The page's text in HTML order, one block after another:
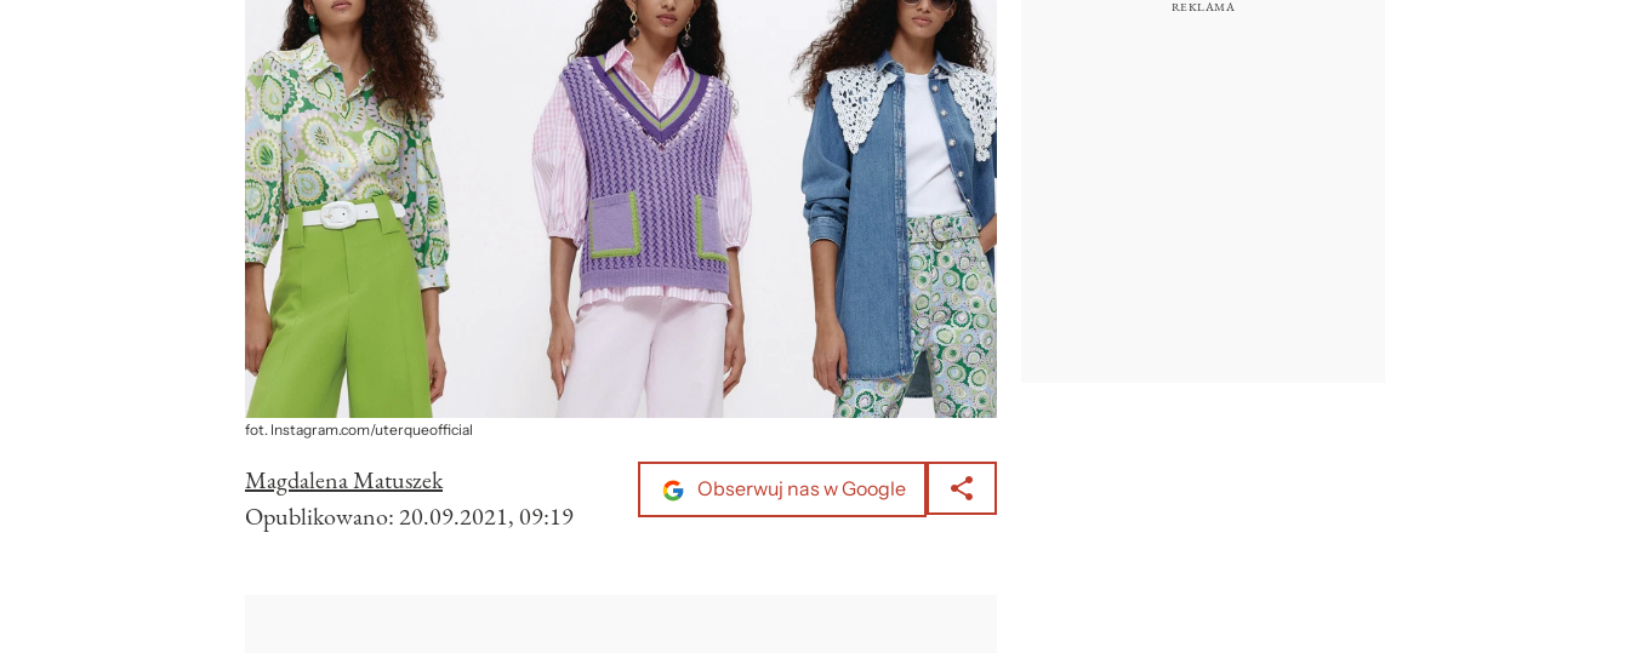
fot. Instagram.com/uterqueofficial
Magdalena Matuszek
Opublikowano:20.09.2021, 09:19
Obserwuj nas w Google